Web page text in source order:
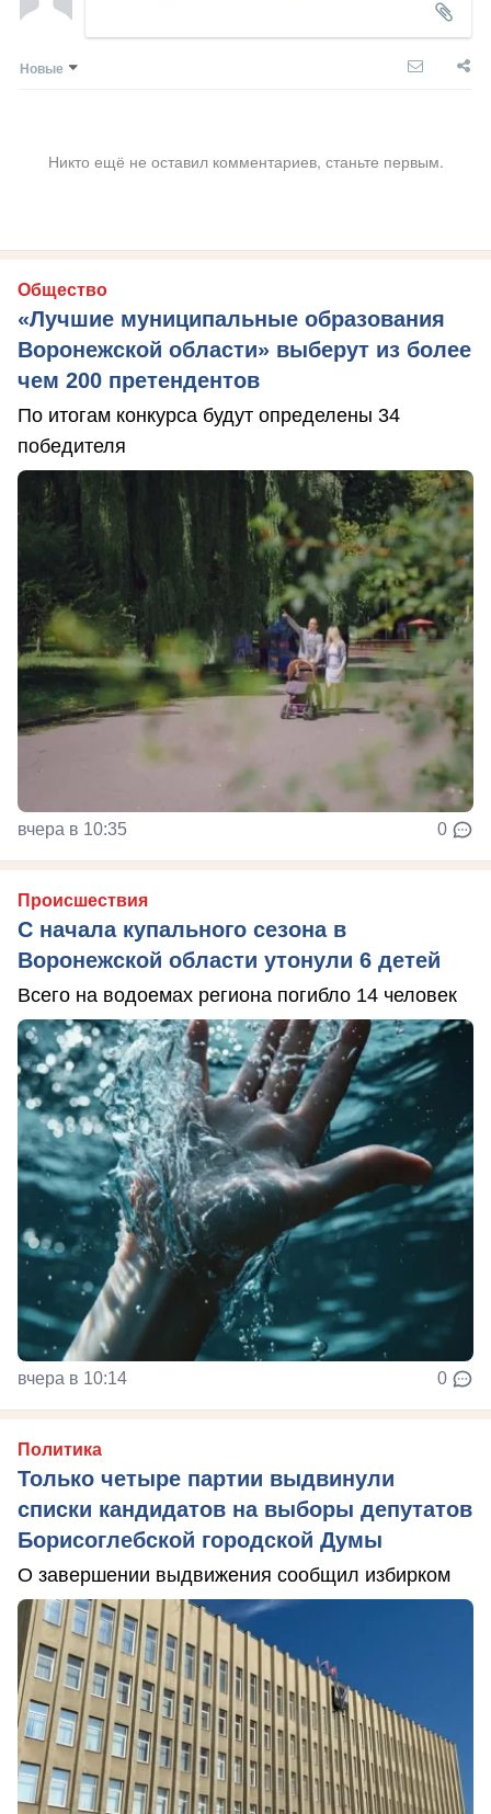
Новые
Никто ещё не оставил комментариев, станьте первым.
Общество
«Лучшие муниципальные образования
Воронежской области» выберут из более
чем 200 претендентов
По итогам конкурса будут определены 34
победителя
вчера в 10:35 0
Происшествия
С начала купального сезона в
Воронежской области утонули 6 детей
Всего на водоемах региона погибло 14 человек
вчера в 10:14 0
Политика
Только четыре партии выдвинули
списки кандидатов на выборы депутатов
Борисоглебской городской Думы
О завершении выдвижения сообщил избирком